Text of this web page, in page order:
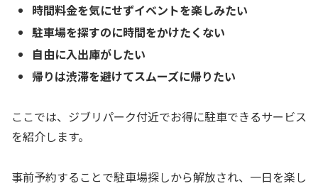
時間料金を気にせずイベントを楽しみたい
駐車場を探すのに時間をかけたくない
自由に入出庫がしたい
帰りは渋滞を避けてスムーズに帰りたい
ここでは、ジブリパーク付近でお得に駐車できるサービス
を紹介します。
事前予約することで駐車場探しから解放され、一日を楽し